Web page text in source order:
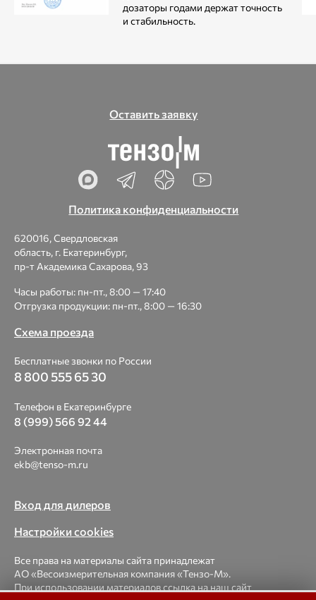
дозаторы годами держат точность
и стабильность.
Оставить заявку
Политика конфиденциальности
620016, Свердловская
область, г. Екатеринбург,
пр-т Академика Сахарова, 93
Часы работы: пн-пт., 8:00 — 17:40
Отгрузка продукции: пн-пт., 8:00 — 16:30
Схема проезда
Бесплатные звонки по России
8 800 555 65 30
Телефон в Екатеринбурге
8 (999) 566 92 44
Электронная почта
ekb@tenso-m.ru
Вход для дилеров
Настройки cookies
Все права на материалы сайта принадлежат
АО «Весоизмерительная компания «Тензо-М».
При использовании материалов ссылка на наш сайт